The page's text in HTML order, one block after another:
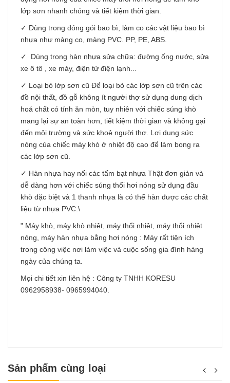
lớp sơn nhanh chóng và tiết kiệm thời gian.
✓ Dùng trong đóng gói bao bì, làm co các vật liệu bao bì
nhựa như màng co, màng PVC. PP, PE, ABS.
✓ Dùng trong hàn nhựa sửa chữa: đường ống nước, sửa
xe ô tô , xe máy, điện tử điện lạnh...
✓ Loại bỏ lớp sơn cũ Để loại bỏ các lớp sơn cũ trên các
đồ nội thất, đồ gỗ không ít người thợ sử dụng dung dịch
hoá chất có tính ăn mòn, tuy nhiên với chiếc súng khò
mang lại sự an toàn hơn, tiết kiệm thời gian và không gại
đến môi trường và sức khoẻ người thợ. Lợi dụng sức
nóng của chiếc máy khò ở nhiệt độ cao để làm bong ra
các lớp sơn cũ.
✓ Hàn nhựa hay nối các tấm bạt nhựa Thật đơn giản và
dễ dàng hơn với chiếc súng thổi hơi nóng sử dụng đầu
khò đặc biệt và 1 thanh nhựa là có thể hàn được các chất
liệu từ nhựa PVC.\
" Máy khò, máy khò nhiệt, máy thổi nhiệt, máy thổi nhiệt
nóng, máy hàn nhựa bằng hơi nóng : Máy rất tiện ích
trong công việc nơi làm việc và cuộc sống gia đình hàng
ngày của chúng ta.
Mọi chi tiết xin liên hệ : Công ty TNHH KORESU
0962958938- 0965994040.
Sản phẩm cùng loại